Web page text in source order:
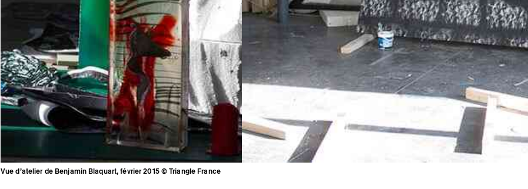
Vue d’atelier de Benjamin Blaquart, février 2015 © Triangle France